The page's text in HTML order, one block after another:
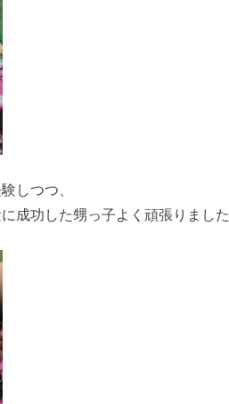
しつつ、
成功した甥っ子よく頑張りました